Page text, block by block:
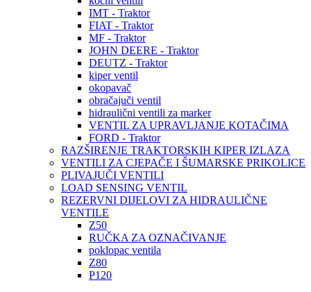
IMT - Traktor
FIAT - Traktor
MF - Traktor
JOHN DEERE - Traktor
DEUTZ - Traktor
kiper ventil
okopavač
obračajuči ventil
hidraulični ventili za marker
VENTIL ZA UPRAVLJANJE KOTAČIMA
FORD - Traktor
RAZŠIRENJE TRAKTORSKIH KIPER IZLAZA
VENTILI ZA CJEPAČE I ŠUMARSKE PRIKOLICE
PLIVAJUČI VENTILI
LOAD SENSING VENTIL
REZERVNI DIJELOVI ZA HIDRAULIČNE
VENTILE
Z50
RUČKA ZA OZNAČIVANJE
poklopac ventila
Z80
P120